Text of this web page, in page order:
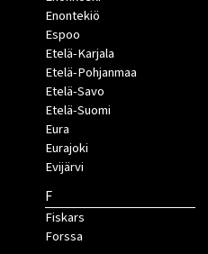
Enontekiö
Espoo
Etelä-Karjala
Etelä-Pohjanmaa
Etelä-Savo
Etelä-Suomi
Eura
Eurajoki
Evijärvi
F
Fiskars
Forssa